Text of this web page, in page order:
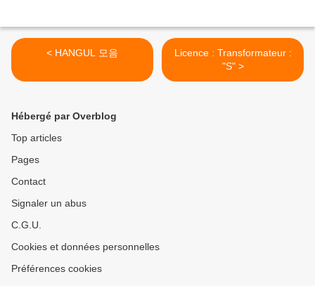
< HANGUL 모음
Licence : Transformateur :
"S" >
Hébergé par Overblog
Top articles
Pages
Contact
Signaler un abus
C.G.U.
Cookies et données personnelles
Préférences cookies